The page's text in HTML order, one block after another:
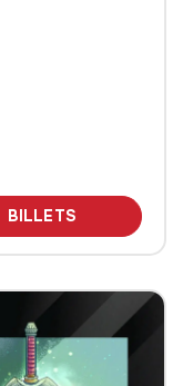
ZELDA A
BILLETS DES